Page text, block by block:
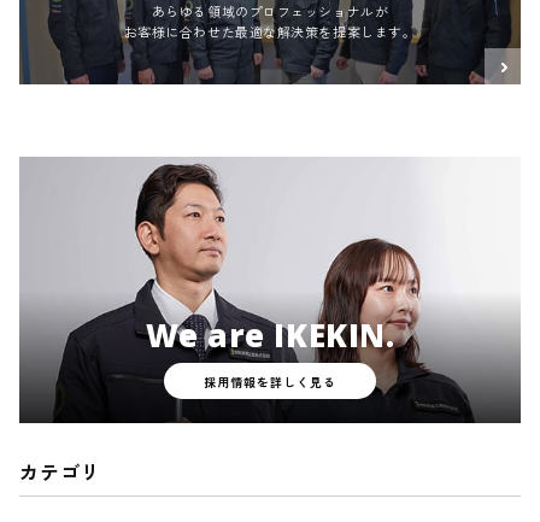
あらゆる領域のプロフェッショナルが
お客様に合わせた最適な解決策を提案します。
We are IKEKIN.
採用情報を詳しく見る
カテゴリ